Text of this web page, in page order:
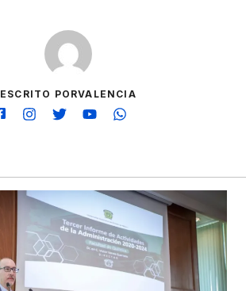
ESCRITO PORVALENCIA